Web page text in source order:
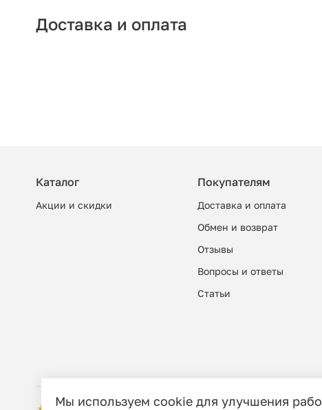
Доставка и оплата
Каталог
Акции и скидки
Покупателям
Доставка и оплата
Обмен и возврат
Отзывы
Вопросы и ответы
Cтатьи
Мы используем cookie для улучшения